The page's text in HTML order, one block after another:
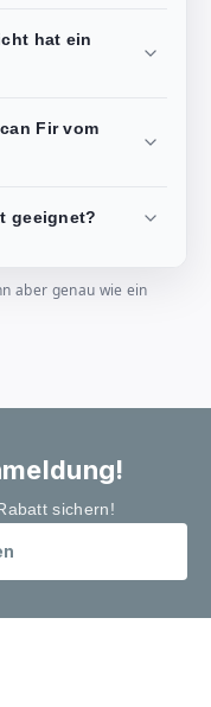
hat ein
Fir vom
geeignet?
aber genau wie ein
sichern!